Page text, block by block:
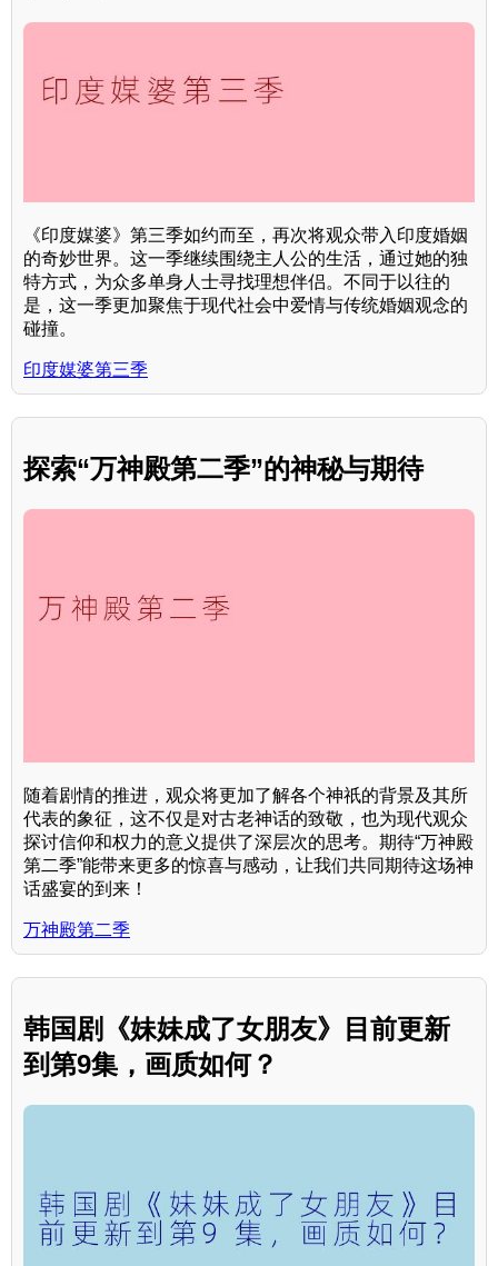
《印度媒婆》第三季如约而至，再次将观众带入印度婚姻
的奇妙世界。这一季继续围绕主人公的生活，通过她的独
特方式，为众多单身人士寻找理想伴侣。不同于以往的
是，这一季更加聚焦于现代社会中爱情与传统婚姻观念的
碰撞。
印度媒婆第三季
探索“万神殿第二季”的神秘与期待
随着剧情的推进，观众将更加了解各个神祇的背景及其所
代表的象征，这不仅是对古老神话的致敬，也为现代观众
探讨信仰和权力的意义提供了深层次的思考。期待“万神殿
第二季”能带来更多的惊喜与感动，让我们共同期待这场神
话盛宴的到来！
万神殿第二季
韩国剧《妹妹成了女朋友》目前更新
到第9集，画质如何？